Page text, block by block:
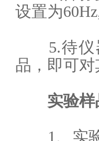
设置为
5.待
品，即可
实验样品
1、实验